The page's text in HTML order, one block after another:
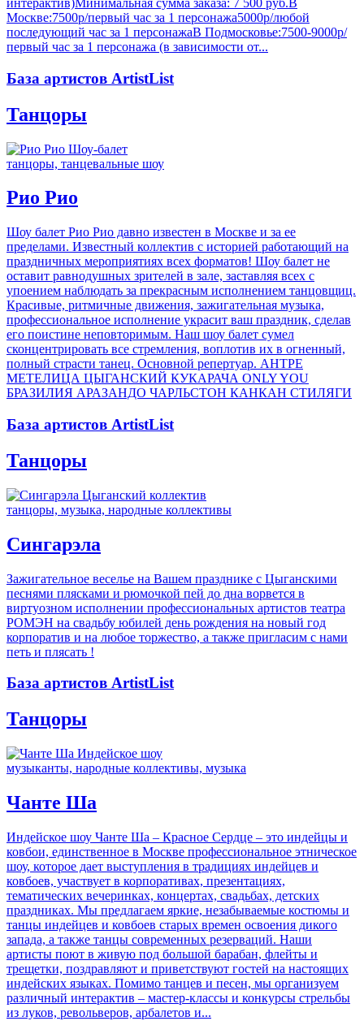
интерактив)Минимальная сумма заказа: 7 500 руб.В
Москве:7500р/первый час за 1 персонажа5000р/любой
последующий час за 1 персонажаВ Подмосковье:7500-9000р/
первый час за 1 персонажа (в зависимости от...
База артистов ArtistList
Танцоры
танцоры, танцевальные шоу
Рио Рио
Шоу балет Рио Рио давно известен в Москве и за ее
пределами. Известный коллектив с историей работающий на
праздничных мероприятиях всех форматов! Шоу балет не
оставит равнодушных зрителей в зале, заставляя всех с
упоением наблюдать за прекрасным исполнением танцовщиц.
Красивые, ритмичные движения, зажигательная музыка,
профессиональное исполнение украсит ваш праздник, сделав
его поистине неповторимым. Наш шоу балет сумел
сконцентрировать все стремления, воплотив их в огненный,
полный страсти танец. Основной репертуар. АНТРЕ
МЕТЕЛИЦА ЦЫГАНСКИЙ КУКАРАЧА ONLY YOU
БРАЗИЛИЯ АРАЗАНДО ЧАРЛЬСТОН КАНКАН СТИЛЯГИ
База артистов ArtistList
Танцоры
танцоры, музыка, народные коллективы
Сингарэла
Зажигательное веселье на Вашем празднике с Цыганскими
песнями плясками и рюмочкой пей до дна ворвется в
виртуозном исполнении профессиональных артистов театра
РОМЭН на свадьбу юбилей день рождения на новый год
корпоратив и на любое торжество, а также пригласим с нами
петь и плясать !
База артистов ArtistList
Танцоры
музыканты, народные коллективы, музыка
Чанте Ша
Индейское шоу Чанте Ша – Красное Сердце – это индейцы и
ковбои, единственное в Москве профессиональное этническое
шоу, которое дает выступления в традициях индейцев и
ковбоев, участвует в корпоративах, презентациях,
тематических вечеринках, концертах, свадьбах, детских
праздниках. Мы предлагаем яркие, незабываемые костюмы и
танцы индейцев и ковбоев старых времен освоения дикого
запада, а также танцы современных резерваций. Наши
артисты поют в живую под большой барабан, флейты и
трещетки, поздравляют и приветствуют гостей на настоящих
индейских языках. Помимо танцев и песен, мы организуем
различный интерактив – мастер-классы и конкурсы стрельбы
из луков, револьверов, арбалетов и...